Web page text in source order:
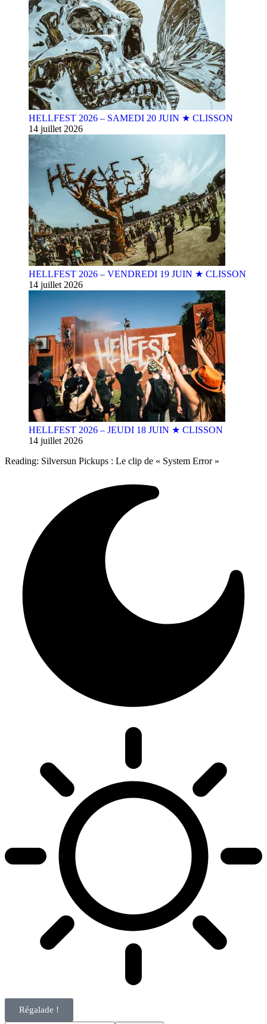
HELLFEST 2026 – SAMEDI 20 JUIN ★ CLISSON
14 juillet 2026
HELLFEST 2026 – VENDREDI 19 JUIN ★ CLISSON
14 juillet 2026
HELLFEST 2026 – JEUDI 18 JUIN ★ CLISSON
14 juillet 2026
Reading: Silversun Pickups : Le clip de « System Error »
Régalade !